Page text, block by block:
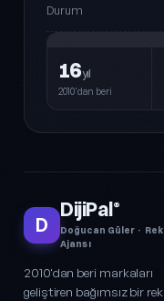
Durum
16yıl
2010'dan beri
D
DijiPal®
Doğucan Güler ·
Ajansı
2010'dan beri markaları
geliştiren bağımsız bir